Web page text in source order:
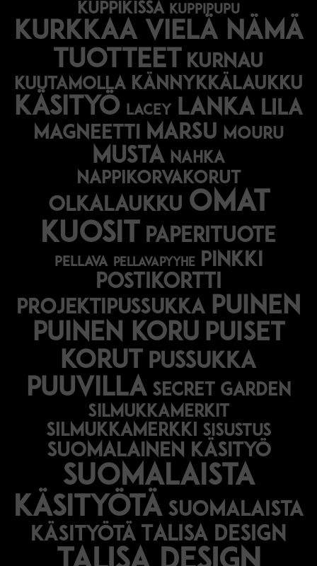
kuppikissa kuppipupu
Kurkkaa vielä nämä
tuotteet kurnau
kuutamolla kännykkälaukku
käsityö lacey lanka lila
magneetti marsu mouru
musta nahka
nappikorvakorut
olkalaukku omat
kuosit
paperituote
pellava pellavapyyhe pinkki
postikortti
projektipussukka puinen
puinen koru puiset
korut pussukka
puuvilla secret garden
silmukkamerkit
silmukkamerkki sisustus
suomalainen käsityö
suomalaista
käsityötä suomalaista
käsityötä
Talisa Design